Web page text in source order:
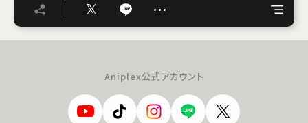
…
Aniplex公式アカウント